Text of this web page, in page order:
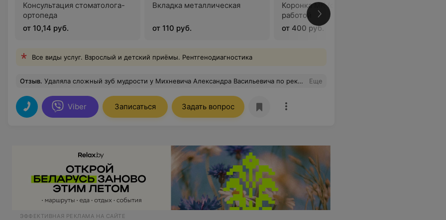
Консультация стоматолога-
ортопеда
от 10,14 руб.
Вкладка металлическая
от 110 руб.
Коронка МК (одиночная) с
работой
от 400 руб.
Все виды услуг. Взрослый и детский приёмы. Рентгенодиагностика
Отзыв. Удаляла сложный зуб мудрости у Михневича Александра Васильевича по рекомендации. Сказать, что я в восторге, ничего не сказать. Всё прошло быстро и абсолютно безболезненно. Доктор очень профессиональный, чуткий и заботливый! Персонал клиники просто чудо- помогут, подскажут, приободрят. Осталась очень довольна. Теперь только к ним! Еще
Viber Записаться Задать вопрос
ЭФФЕКТИВНАЯ РЕКЛАМА НА САЙТЕ